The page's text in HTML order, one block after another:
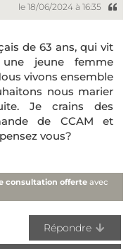
le 18/06/2024 à 16:35
de 63 ans, qui vit
jeune femme
vivons ensemble
nous marier
Je crains des
de CCAM et
vous?
consultation offerte avec
Répondre